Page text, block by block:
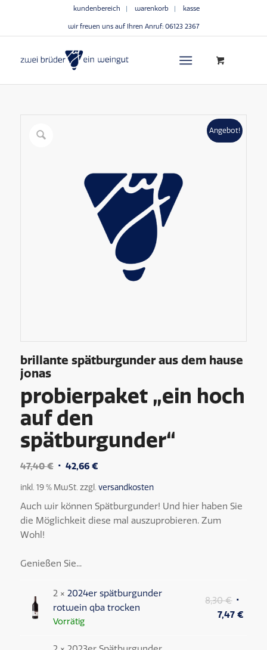
kundenbereich warenkorb kasse
wir freuen uns auf Ihren Anruf: 06123 2367
Angebot!
brillante spätburgunder aus dem hause
jonas
probierpaket „ein hoch
auf den
spätburgunder“
47,40€ Ursprünglicher
war:
47,40 €
42,66 €Aktueller
ist:
42,66 €.
inkl. 19 % MwSt. zzgl. versandkosten
Auch wir können Spätburgunder! Und hier haben Sie
die Möglichkeit diese mal auszuprobieren. Zum
Wohl!
Genießen Sie...
2 × 2024er spätburgunder
rotwein qba trocken
Vorrätig
8,30€
7,47€